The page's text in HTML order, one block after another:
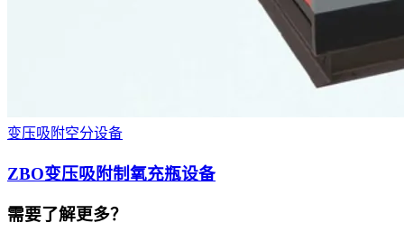
变压吸附空分设备
ZBO变压吸附制氧充瓶设备
需要了解更多？